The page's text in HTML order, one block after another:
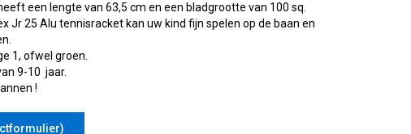
een lengte van 63,5 cm en een bladgrootte van 100 sq.
Jr 25 Alu tennisracket kan uw kind fijn spelen op de baan en
1, ofwel groen.
9-10 jaar.
!